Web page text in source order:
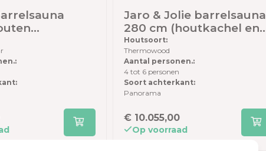
-
sauna - 210
Rustic Red
Jaro & Jolie barrelsauna
280 cm (houtkachel en
panorama achterwand) -
Thermowood - inclusief
dakshingles en elzen
vloer
Houtsoort:
Thermowood
Aantal personen.:
4 tot 6 personen
Soort achterkant:
Panorama
€ 10.055,00
Op voorraad